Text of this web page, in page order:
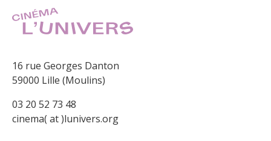
16 rue Georges Danton
59000 Lille (Moulins)
03 20 52 73 48
cinema( at )lunivers.org